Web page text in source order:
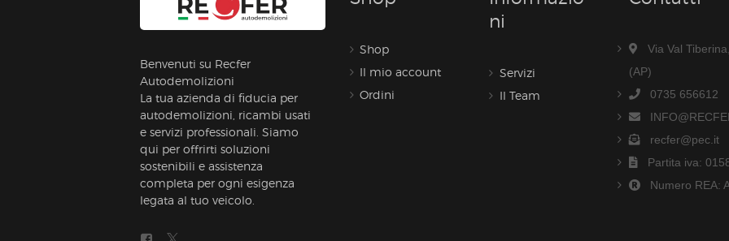
Benvenuti su Recfer
Autodemolizioni
La tua azienda di fiducia per
autodemolizioni, ricambi usati
e servizi professionali. Siamo
qui per offrirti soluzioni
sostenibili e assistenza
completa per ogni esigenza
legata al tuo veicolo.
Shop
Il mio account
Ordini
Ni
Servizi
Il Team
Via Val
(AP)
0735 656612
recfer@pec.it
Partita iva:
Numero REA: